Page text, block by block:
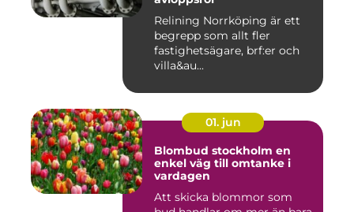
Relining Norrköping är ett
begrepp som allt fler
fastighetsägare, brf:er och
villa&au...
01. jun
Blombud stockholm en
enkel väg till omtanke i
vardagen
Att skicka blommor som